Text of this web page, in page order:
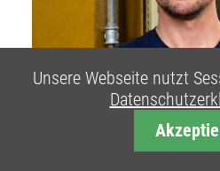
Unsere Webseite nutzt